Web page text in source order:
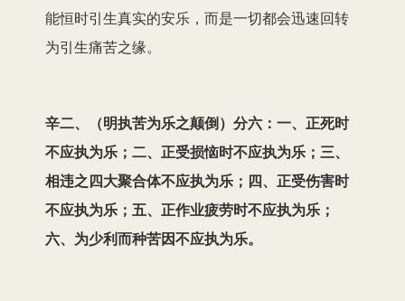
能恒时引生真实的安乐，而是一切都会迅速回转
为引生痛苦之缘。
辛二、（明执苦为乐之颠倒）分六：一、正死时
不应执为乐；二、正受损恼时不应执为乐；三、
相违之四大聚合体不应执为乐；四、正受伤害时
不应执为乐；五、正作业疲劳时不应执为乐；
六、为少利而种苦因不应执为乐。